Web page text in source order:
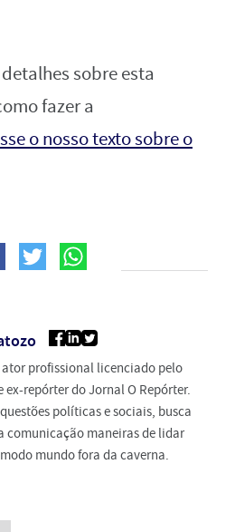
sobre esta
fazer a
o nosso texto sobre o
profissional licenciado pelo
ex-repórter do Jornal O Repórter.
políticas e sociais, busca
comunicação maneiras de lidar
mundo fora da caverna.